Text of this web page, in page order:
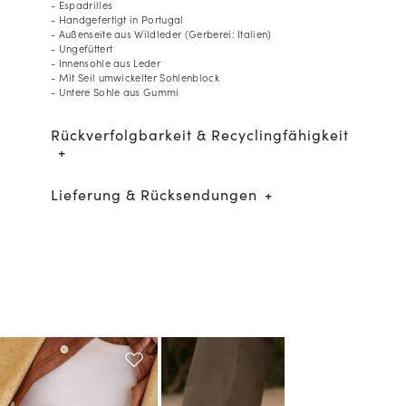
- Espadrilles
- Handgefertigt in Portugal
- Außenseite aus Wildleder (Gerberei: Italien)
- Ungefüttert
- Innensohle aus Leder
- Mit Seil umwickelter Sohlenblock
- Untere Sohle aus Gummi
Rückverfolgbarkeit & Recyclingfähigkeit
Lieferung & Rücksendungen